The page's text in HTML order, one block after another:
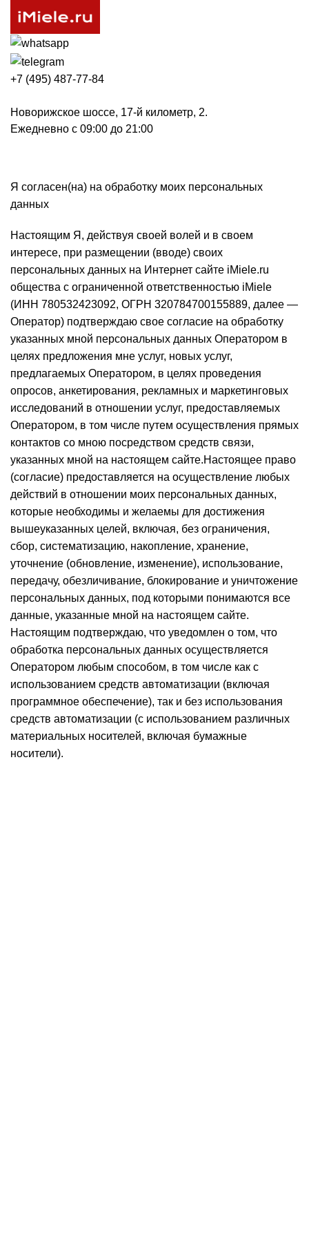
+7 (495) 487-77-84
Новорижское шоссе, 17-й километр, 2.
Ежедневно с 09:00 до 21:00
Я согласен(на) на обработку моих персональных
данных
Настоящим Я, действуя своей волей и в своем
интересе, при размещении (вводе) своих
персональных данных на Интернет сайте iMiele.ru
общества с ограниченной ответственностью iMiele
(ИНН 780532423092, ОГРН 320784700155889, далее —
Оператор) подтверждаю свое согласие на обработку
указанных мной персональных данных Оператором в
целях предложения мне услуг, новых услуг,
предлагаемых Оператором, в целях проведения
опросов, анкетирования, рекламных и маркетинговых
исследований в отношении услуг, предоставляемых
Оператором, в том числе путем осуществления прямых
контактов со мною посредством средств связи,
указанных мной на настоящем сайте.Настоящее право
(согласие) предоставляется на осуществление любых
действий в отношении моих персональных данных,
которые необходимы и желаемы для достижения
вышеуказанных целей, включая, без ограничения,
сбор, систематизацию, накопление, хранение,
уточнение (обновление, изменение), использование,
передачу, обезличивание, блокирование и уничтожение
персональных данных, под которыми понимаются все
данные, указанные мной на настоящем сайте.
Настоящим подтверждаю, что уведомлен о том, что
обработка персональных данных осуществляется
Оператором любым способом, в том числе как с
использованием средств автоматизации (включая
программное обеспечение), так и без использования
средств автоматизации (с использованием различных
материальных носителей, включая бумажные
носители).